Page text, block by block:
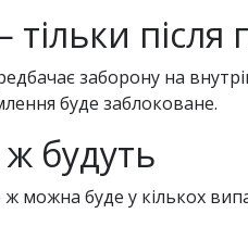
тільки
заборону на
буде заблоковане.
будуть
можна буде у кількох